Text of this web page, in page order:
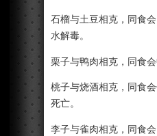
石榴与土豆相克，同食
水解毒。
栗子与鸭肉相克，同食
桃子与烧酒相克，同食
死亡。
李子与雀肉相克，同食